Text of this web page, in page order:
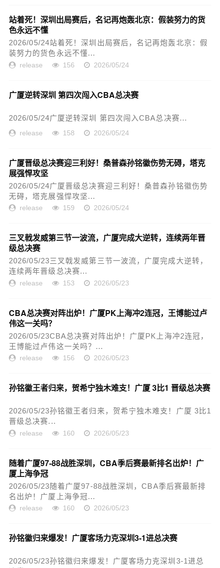
站着死！深圳出局赛后，名记再炮轰北京：假装努力的货
色永远不懂
2026/05/24站着死！深圳出局赛后，名记再炮轰北京：假
装努力的货色永远不懂...
release 156 2026/05/24
广厦逆转深圳 第四次闯入CBA总决赛
2026/05/24广厦逆转深圳 第四次闯入CBA总决赛...
release 158 2026/05/24
广厦晋级总决赛迎三利好！桑普森孙铭徽伤势无碍，塔克
展强悍攻坚
2026/05/24广厦晋级总决赛迎三利好！桑普森孙铭徽伤势
无碍，塔克展强悍攻坚...
release 159 2026/05/24
三叉戟发威第三节一波流，广厦完成大逆转，连续两年晋
级总决赛
2026/05/23三叉戟发威第三节一波流，广厦完成大逆转，
连续两年晋级总决赛...
release 153 2026/05/23
CBA总决赛对阵出炉！广厦PK上海冲2连冠，王博能过卢
伟这一关吗？
2026/05/23CBA总决赛对阵出炉！广厦PK上海冲2连冠，
王博能过卢伟这一关吗？...
release 156 2026/05/23
孙铭徽王者归来，贺希宁独木难支！广厦 3比1 晋级总决赛
2026/05/23孙铭徽王者归来，贺希宁独木难支！广厦 3比1
晋级总决赛...
release 160 2026/05/23
随着广厦97-88战胜深圳，CBA季后赛最新排名出炉！广
厦上海争冠
2026/05/23随着广厦97-88战胜深圳，CBA季后赛最新排
名出炉！广厦上海争冠...
release 160 2026/05/23
孙铭徽归来爆发！广厦客场力克深圳3-1进总决赛
2026/05/23孙铭徽归来爆发！广厦客场力克深圳3-1进总